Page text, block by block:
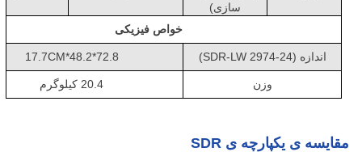
سازی)
خواص فیزیکی
اندازه (SDR-LW 2974-24)
72.8*48.2*17.7CM
وزن 20.4 کيلوگرم
مقایسه ی یکپارچه ی SDR